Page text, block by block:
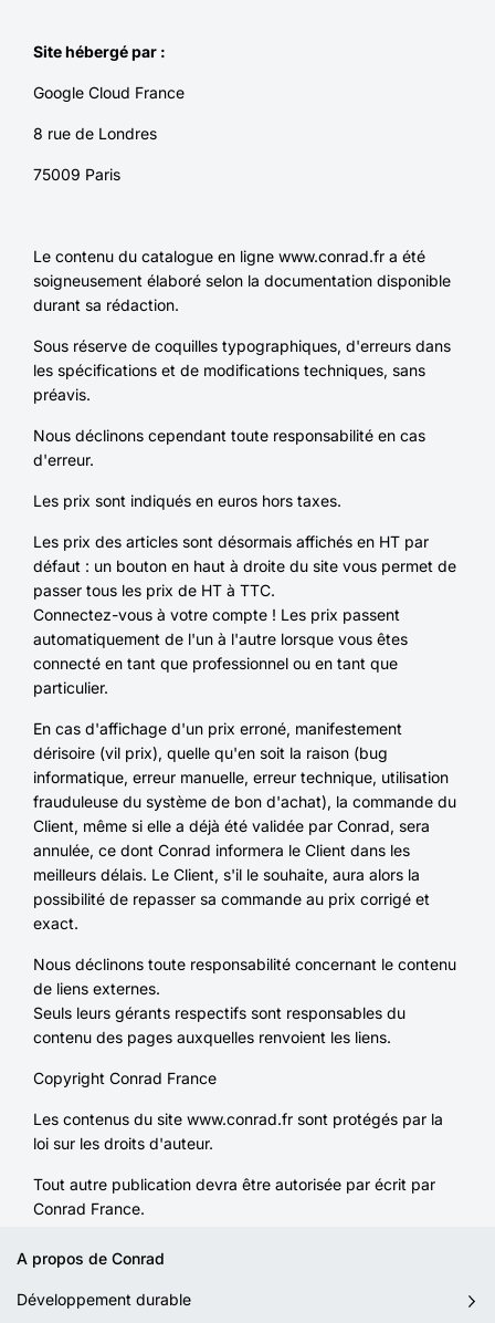
Site hébergé par :
Google Cloud France
8 rue de Londres
75009 Paris
Le contenu du catalogue en ligne www.conrad.fr a été
soigneusement élaboré selon la documentation disponible
durant sa rédaction.
Sous réserve de coquilles typographiques, d'erreurs dans
les spécifications et de modifications techniques, sans
préavis.
Nous déclinons cependant toute responsabilité en cas
d'erreur.
Les prix sont indiqués en euros hors taxes.
Les prix des articles sont désormais affichés en HT par
défaut : un bouton en haut à droite du site vous permet de
passer tous les prix de HT à TTC.
Connectez-vous à votre compte ! Les prix passent
automatiquement de l'un à l'autre lorsque vous êtes
connecté en tant que professionnel ou en tant que
particulier.
En cas d'affichage d'un prix erroné, manifestement
dérisoire (vil prix), quelle qu'en soit la raison (bug
informatique, erreur manuelle, erreur technique, utilisation
frauduleuse du système de bon d'achat), la commande du
Client, même si elle a déjà été validée par Conrad, sera
annulée, ce dont Conrad informera le Client dans les
meilleurs délais. Le Client, s'il le souhaite, aura alors la
possibilité de repasser sa commande au prix corrigé et
exact.
Nous déclinons toute responsabilité concernant le contenu
de liens externes.
Seuls leurs gérants respectifs sont responsables du
contenu des pages auxquelles renvoient les liens.
Copyright Conrad France
Les contenus du site www.conrad.fr sont protégés par la
loi sur les droits d'auteur.
Tout autre publication devra être autorisée par écrit par
Conrad France.
A propos de Conrad
Développement durable